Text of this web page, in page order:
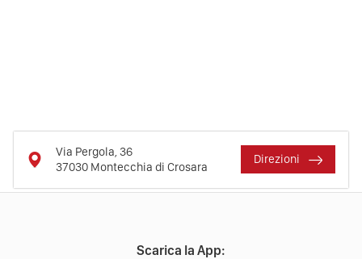
Via Pergola, 36
37030 Montecchia di Crosara
Direzioni
Scarica la App: